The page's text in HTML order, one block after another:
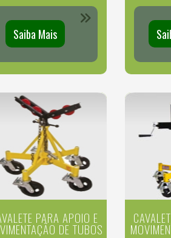
Saiba Mais
PARA APOIO E
DE TUBOS